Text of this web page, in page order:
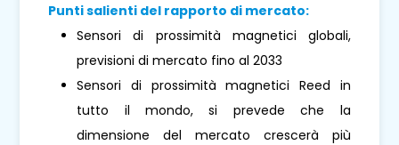
Punti salienti del rapporto di mercato:
Sensori di prossimità magnetici globali,
previsioni di mercato fino al 2033
Sensori di prossimità magnetici Reed in
tutto il mondo, si prevede che la
dimensione del mercato crescerà più